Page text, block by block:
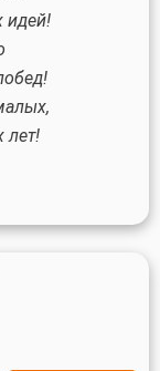
идей!
лет!